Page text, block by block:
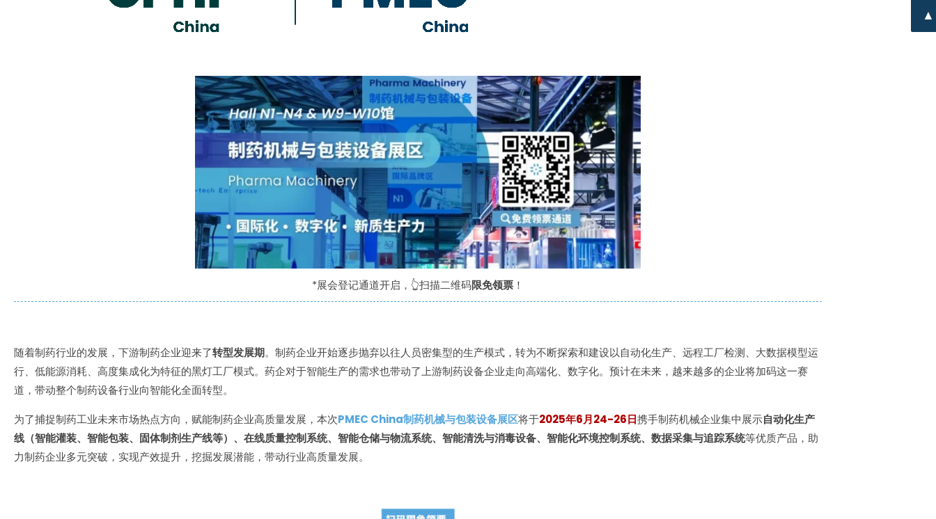
▲
*展会登记通道开启，👆扫描二维码限免领票 ！
随着制药行业的发展，下游制药企业迎来了转型发展期。制药企业开始逐步抛弃以往人员密集型的生产模式，转为不断探索和建设以自动化生产、远程工厂检测、大数据模型运
行、低能源消耗、高度集成化为特征的黑灯工厂模式。药企对于智能生产的需求也带动了上游制药设备企业走向高端化、数字化。预计在未来，越来越多的企业将加码这一赛
道，带动整个制药设备行业向智能化全面转型。
为了捕捉制药工业未来市场热点方向，赋能制药企业高质量发展，本次PMEC China制药机械与包装设备展区将于2025年6月24-26日携手制药机械企业集中展示自动化生产
线（智能灌装、智能包装、固体制剂生产线等）、在线质量控制系统、智能仓储与物流系统、智能清洗与消毒设备、智能化环境控制系统、数据采集与追踪系统等优质产品，助
力制药企业多元突破，实现产效提升，挖掘发展潜能，带动行业高质量发展。